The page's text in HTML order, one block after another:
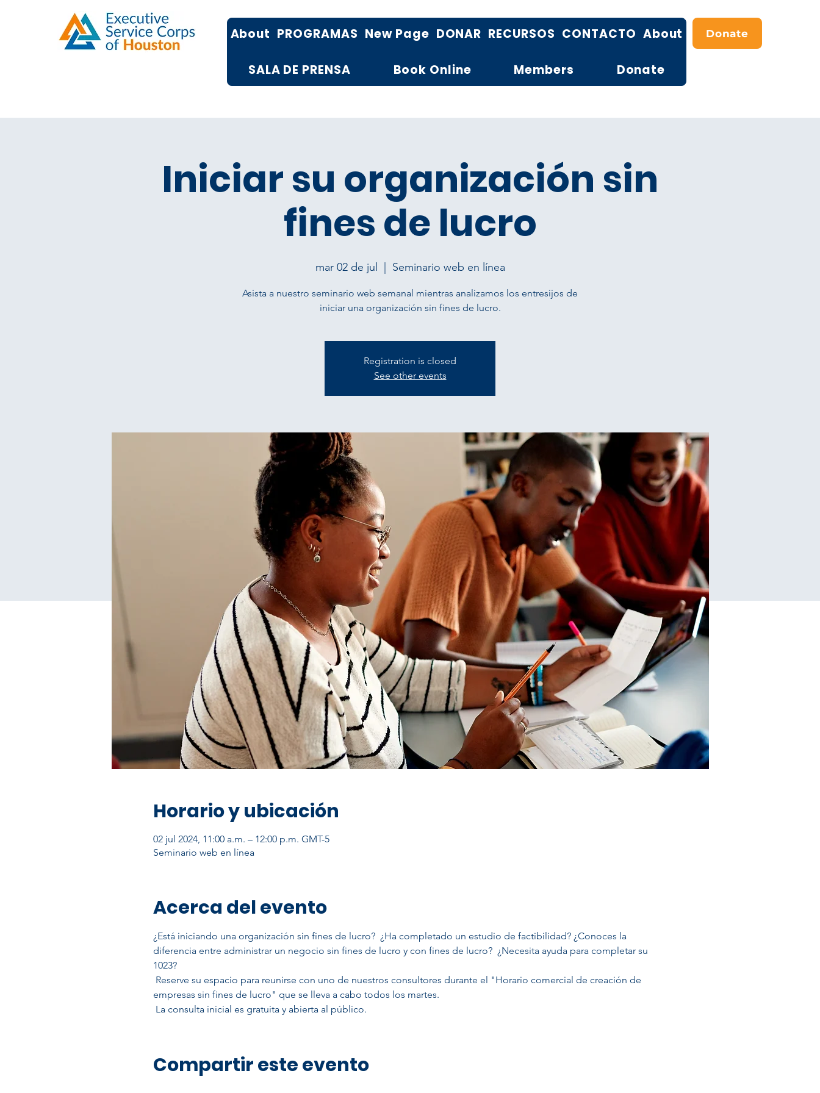
About PROGRAMAS New Page DONAR RECURSOS CONTACTO About
SALA DE PRENSA Book Online Members Donate
Donate
Iniciar su organización sin
fines de lucro
mar 02 de jul Seminario web en línea
Asista a nuestro seminario web semanal mientras analizamos los entresijos de
iniciar una organización sin fines de lucro.
Registration is closed
See other events
Horario y ubicación
02 jul 2024, 11:00 a.m. – 12:00 p.m. GMT-5
Seminario web en línea
Acerca del evento
¿Está iniciando una organización sin fines de lucro?  ¿Ha completado un estudio de factibilidad? ¿Conoces la
diferencia entre administrar un negocio sin fines de lucro y con fines de lucro?  ¿Necesita ayuda para completar su
1023?
empresas sin fines de lucro" que se lleva a cabo todos los martes.
La consulta inicial es gratuita y abierta al público.
Compartir este evento